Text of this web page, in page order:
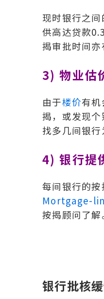
现时银行之
供高达贷款
揭审批时间
3) 物业估
由于楼价有机
揭，或发现
找多几间银行
4) 银行
每间银行的
Mortgage-
按揭顾问了解
银行批核